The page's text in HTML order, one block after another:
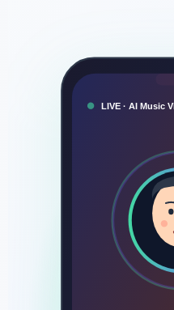
LIVE · AI Music